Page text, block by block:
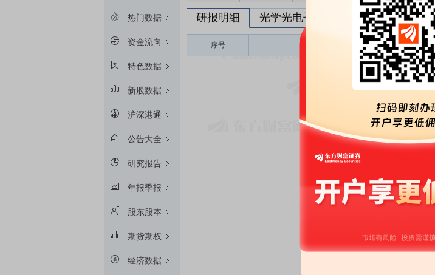
热门数据
资金流向
特色数据
新股数据
沪深港通
公告大全
研究报告
年报季报
股东股本
期货期权
经济数据
研报明细 光学光电子研报 光学光电子盈利
序号
东
评级